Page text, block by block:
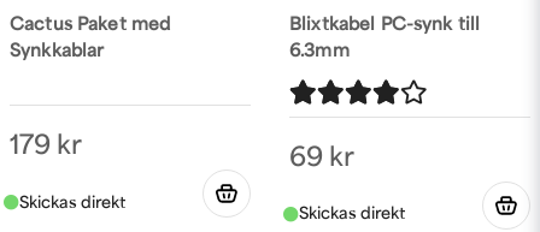
Cactus Paket med
Synkkablar
179 kr
Blixtkabel PC-synk till
6.3mm
69 kr